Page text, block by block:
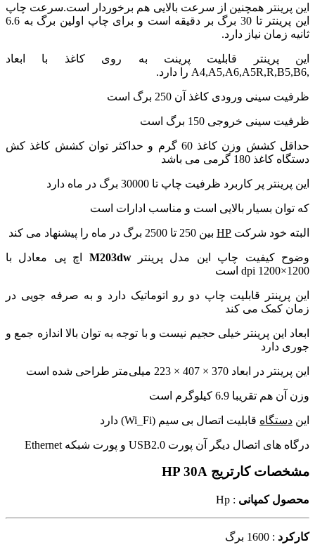
این پرینتر همچنین از سرعت بالایی هم برخوردار است.سرعت چاپ
این پرینتر تا 30 برگ بر دقیقه است و برای چاپ اولین برگ به 6.6
ثانیه زمان نیاز دارد.
این پرینتر قابلیت پرینت به روی کاغذ با ابعاد
,A4,A5,A6,A5R,R,B5,B6 را دارد.
ظرفیت سینی ورودی کاغذ آن 250 برگ است
ظرفیت سینی خروجی 150 برگ است
حداقل کشش وزن کاغذ 60 گرم و حداکثر توان کشش کاغذ کش
دستگاه کاغذ 180 گرمی می باشد
این پرینتر پر کاربرد ظرفیت چاپ تا 30000 برگ در ماه دارد
که توان بسیار بالایی است و مناسب ادارات است
البته خود شرکت HP بین 250 تا 2500 برگ در ماه را پیشنهاد می کند
وضوح کیفیت چاپ این مدل پرینترM203dw اچ پی معادل با
1200×1200 dpi است
این پرینتر قابلیت چاپ دو رو اتوماتیک دارد و به صرفه جویی در
زمان کمک می کند
ابعاد این پرینتر خیلی حجیم نیست و با توجه به توان بالا اندازه جمع و
جوری دارد
این پرینتر در ابعاد 370 × 407 × 223 میلی‌متر طراحی شده است
وزن آن هم تقریبا 6.9 کیلوگرم است
این دستگاه قابلیت اتصال بی سیم (Wi_Fi) دارد
درگاه های اتصال دیگر آن پورت USB2.0 و پورت شبکه Ethernet
مشخصات کارتریج HP 30A
محصول کمپانی : Hp
کارکرد : 1600 برگ